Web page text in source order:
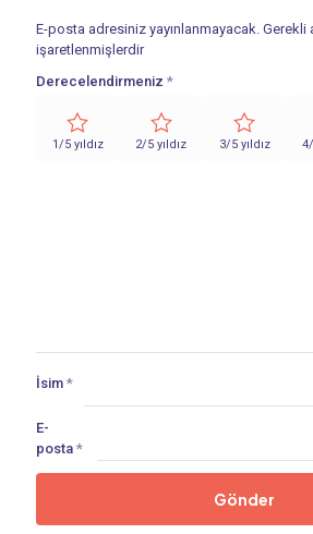
E-posta adresiniz yayınlanmayacak. Gerekli
işaretlenmişlerdir
Derecelendirmeniz *
1/5 yıldız 2/5 yıldız 3/5 yıldız
İsim *
E-
posta *